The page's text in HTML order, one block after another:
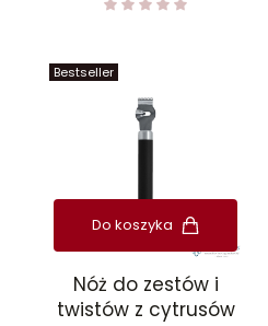
Bestseller
Do koszyka
Nóż do zestów i
twistów z cytrusów